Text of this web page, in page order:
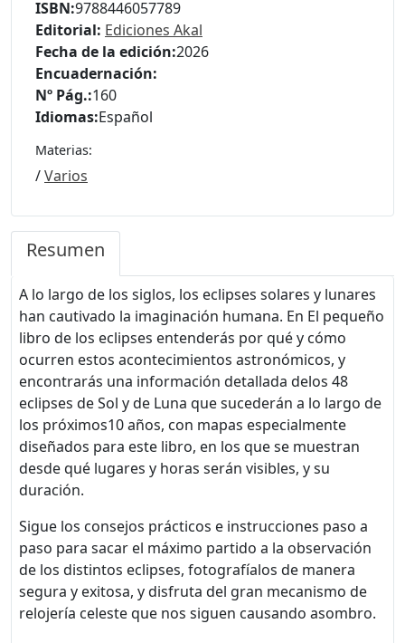
ISBN:9788446057789
Editorial: Ediciones Akal
Fecha de la edición:2026
Encuadernación:
Nº Pág.:160
Idiomas:Español
Materias:
/Varios
Resumen
A lo largo de los siglos, los eclipses solares y lunares
han cautivado la imaginación humana. En El pequeño
libro de los eclipses entenderás por qué y cómo
ocurren estos acontecimientos astronómicos, y
encontrarás una información detallada delos 48
eclipses de Sol y de Luna que sucederán a lo largo de
los próximos10 años, con mapas especialmente
diseñados para este libro, en los que se muestran
desde qué lugares y horas serán visibles, y su
duración.
Sigue los consejos prácticos e instrucciones paso a
paso para sacar el máximo partido a la observación
de los distintos eclipses, fotografíalos de manera
segura y exitosa, y disfruta del gran mecanismo de
relojería celeste que nos siguen causando asombro.